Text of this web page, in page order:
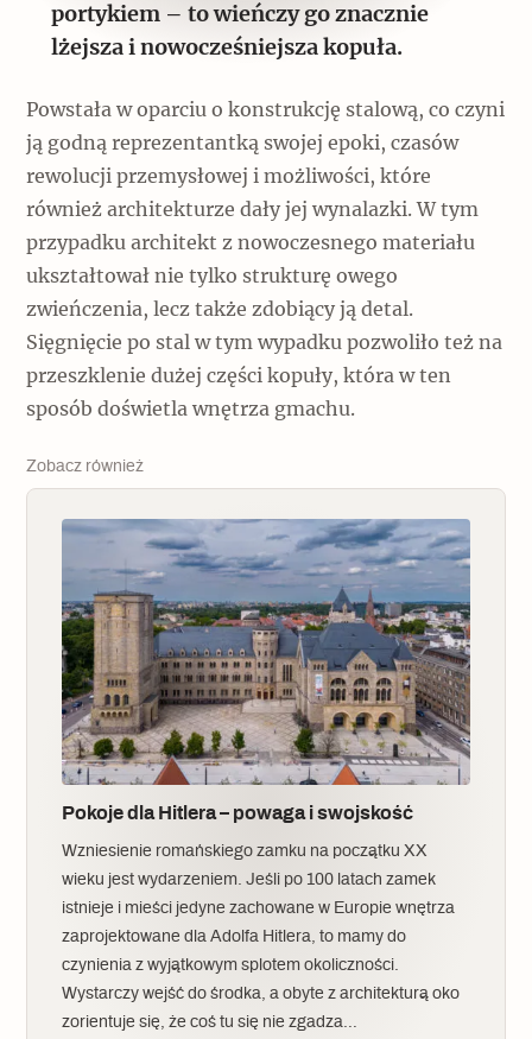
portykiem – to wieńczy go znacznie
lżejsza i nowocześniejsza kopuła.
Powstała w oparciu o konstrukcję stalową, co czyni
ją godną reprezentantką swojej epoki, czasów
rewolucji przemysłowej i możliwości, które
również architekturze dały jej wynalazki. W tym
przypadku architekt z nowoczesnego materiału
ukształtował nie tylko strukturę owego
zwieńczenia, lecz także zdobiący ją detal.
Sięgnięcie po stal w tym wypadku pozwoliło też na
przeszklenie dużej części kopuły, która w ten
sposób doświetla wnętrza gmachu.
Zobacz również
Pokoje dla Hitlera – powaga i swojskość
Wzniesienie romańskiego zamku na początku XX
wieku jest wydarzeniem. Jeśli po 100 latach zamek
istnieje i mieści jedyne zachowane w Europie wnętrza
zaprojektowane dla Adolfa Hitlera, to mamy do
czynienia z wyjątkowym splotem okoliczności.
Wystarczy wejść do środka, a obyte z architekturą oko
zorientuje się, że coś tu się nie zgadza…